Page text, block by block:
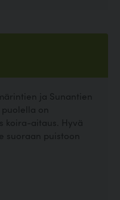
ja Sunantien
puolella on
koira-aitaus. Hyvä
suoraan puistoon